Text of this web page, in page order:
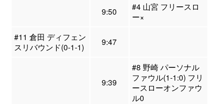
9:50
#4 山宮 フリースロ
ー×
#11 倉田 ディフェン
スリバウンド(0-1-1)
9:47
9:39
#8 野崎 パーソナル
ファウル(1-1:0) フリ
ースローオンファウ
ル0